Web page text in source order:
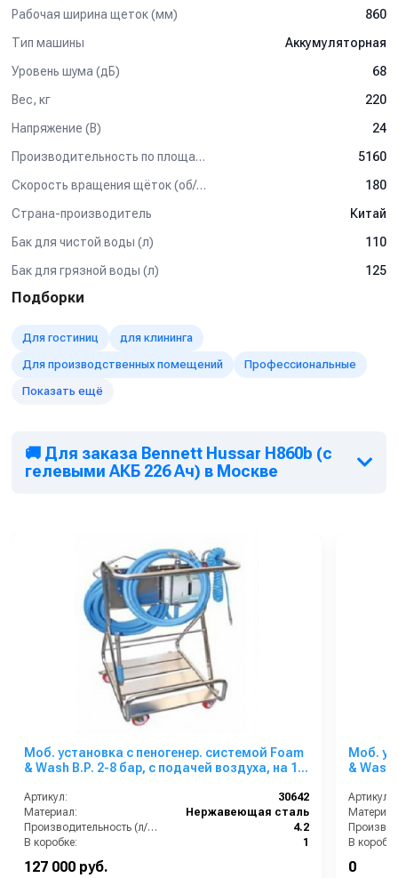
Увеличенный объём баков: меньше остановок для
обслуживания
Высокая автономность и прочная конструкция для
интенсивной эксплуатации
Для консультации и подбора оборудования
Рабочая ширина щеток (мм)
860
Тип машины
Аккумуляторная
Уровень шума (дБ)
68
Вес, кг
220
Напряжение (В)
24
Производительность по площади (м2/ч)
5160
Скорость вращения щёток (об/мин)
180
Страна-производитель
Китай
Бак для чистой воды (л)
110
Бак для грязной воды (л)
125
Подборки
Для гостиниц
для клининга
Для производственных помещений
Профессиональные
Показать ещё
🚚 Для заказа Bennett Hussar H860b (с
гелевыми АКБ 226 Ач) в Москве
Моб. установка с пеногенер. системой Foam
& Wash B.P. 2-8 бар, с подачей воздуха, на 1
Артикул:
30642
Материал:
Нержавеющая сталь
Производительность (л/мин):
4.2
В коробке:
1
Габаритные размеры, мм:
127 000 руб.
Моб.
& Wash
Артикул:
В
0